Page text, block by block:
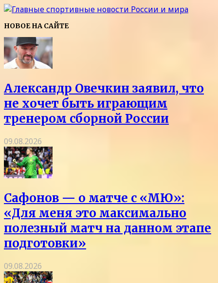
НОВОЕ НА САЙТЕ
Александр Овечкин заявил, что
не хочет быть играющим
тренером сборной России
09.08.2026
Сафонов — о матче с «МЮ»:
«Для меня это максимально
полезный матч на данном этапе
подготовки»
09.08.2026